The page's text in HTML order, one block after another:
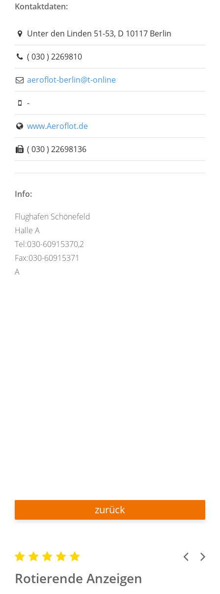
Kontaktdaten:
Unter den Linden 51-53, D 10117 Berlin
( 030 ) 2269810
aeroflot-berlin@t-online
-
www.Aeroflot.de
( 030 ) 22698136
Info:
Flughafen Schönefeld
Halle A
Tel:030-60915370,2
Fax:030-60915371
A
zurück
Rotierende Anzeigen
Previous
Next